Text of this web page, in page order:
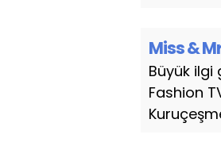
Miss &
Büyük ilgi
Fashion